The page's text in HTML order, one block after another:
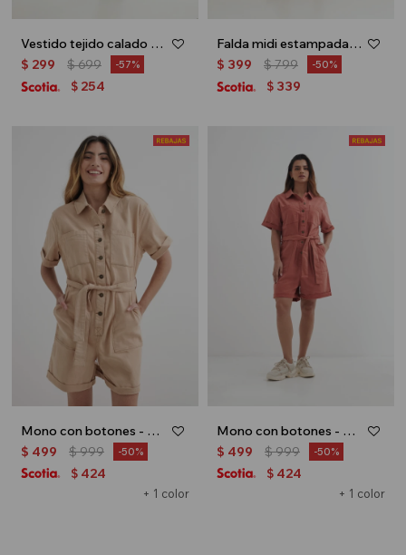
Vestido tejido calado - Negro
$ 299 $699 57
$ 254
Falda midi estampada - Negro
$ 399 $799 50
$ 339
Mono con botones - Beige
+ 1 color
$ 499 $999 50
$ 424
Mono con botones - Lacre
+ 1 color
$ 499 $999 50
$ 424